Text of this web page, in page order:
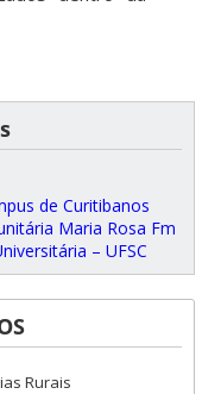
de Curitibanos
Maria Rosa Fm
– UFSC
Rurais